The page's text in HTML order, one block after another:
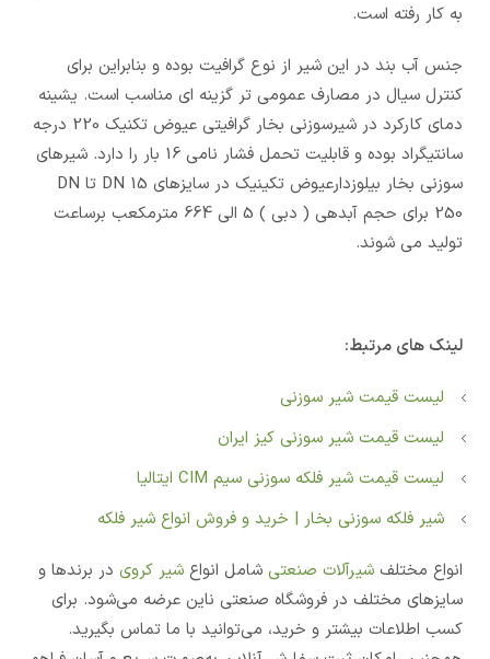
به کار رفته است.
جنس آب بند در این شیر از نوع گرافیت بوده و بنابراین برای
کنترل سیال در مصارف عمومی تر گزینه ای مناسب است. یشینه
دمای کارکرد در شیرسوزنی بخار گرافیتی عیوض تکنیک 220 درجه
سانتیگراد بوده و قابلیت تحمل فشار نامی 16 بار را دارد. شیرهای
سوزنی بخار بیلوزدارعیوض تکینیک در سایزهای DN 15 تا DN
250 برای حجم آبدهی ( دبی ) 5 الی 664 مترمکعب برساعت
تولید می شوند.
لینک های مرتبط:
لیست قیمت شیر سوزنی
لیست قیمت شیر سوزنی کیز ایران
لیست قیمت شیر فلکه سوزنی سیم CIM ایتالیا
شیر فلکه سوزنی بخار | خرید و فروش انواع شیر فلکه
انواع مختلف شیرآلات صنعتی شامل انواع شیر کروی در برندها و
سایزهای مختلف در فروشگاه صنعتی ناین عرضه می‌شود. برای
کسب اطلاعات بیشتر و خرید، می‌توانید با ما تماس بگیرید.